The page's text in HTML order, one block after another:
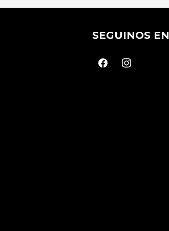
SEGUINOS EN
facebookinstagram